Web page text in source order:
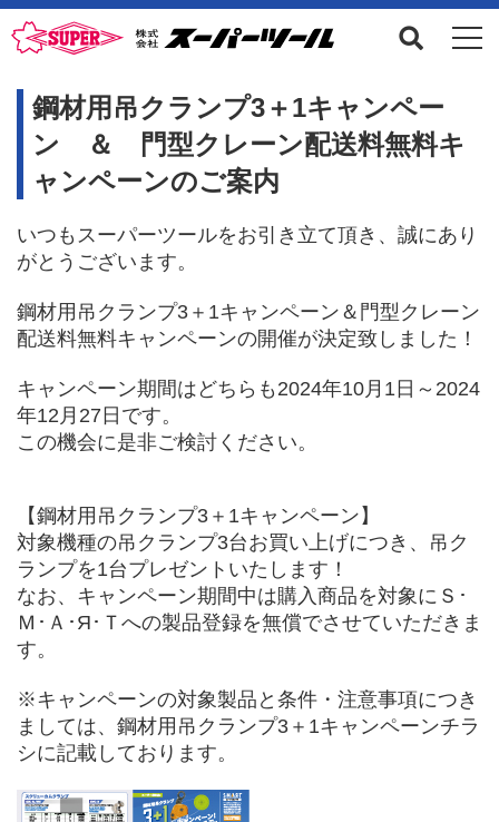
鋼材用吊クランプ3＋1キャンペー
ン ＆ 門型クレーン配送料無料キ
ャンペーンのご案内
いつもスーパーツールをお引き立て頂き、誠にあり
がとうございます。
鋼材用吊クランプ3＋1キャンペーン＆門型クレーン
配送料無料キャンペーンの開催が決定致しました！
キャンペーン期間はどちらも2024年10月1日～2024
年12月27日です。
この機会に是非ご検討ください。
【鋼材用吊クランプ3＋1キャンペーン】
対象機種の吊クランプ3台お買い上げにつき、吊ク
ランプを1台プレゼントいたします！
なお、キャンペーン期間中は購入商品を対象にＳ･
Ｍ･Ａ･Я･Ｔへの製品登録を無償でさせていただきま
す。
※キャンペーンの対象製品と条件・注意事項につき
ましては、鋼材用吊クランプ3＋1キャンペーンチラ
シに記載しております。